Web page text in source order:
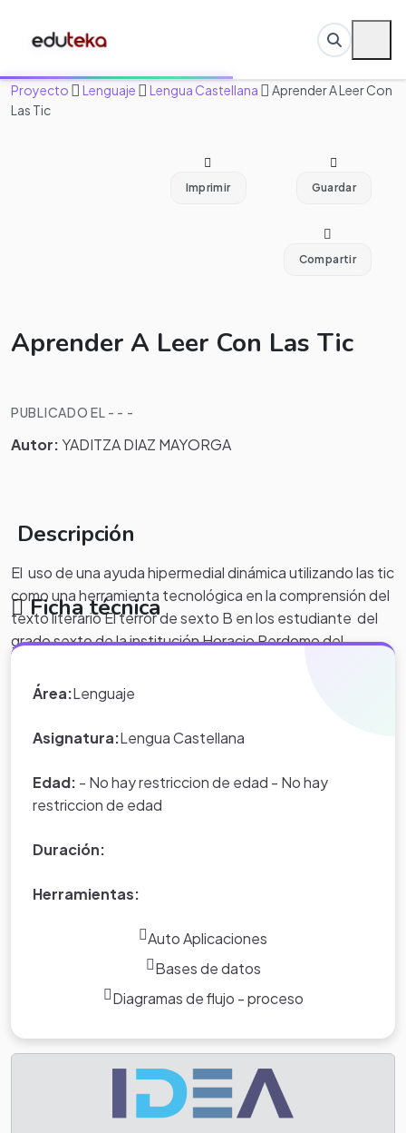
Proyecto Lenguaje Lengua Castellana
Aprender A Leer Con
Las Tic
Imprimir Guardar
Compartir
Aprender A Leer Con Las Tic
PUBLICADO EL - - -
Autor:YADITZA DIAZ MAYORGA
Descripción
El uso de una ayuda hipermedial dinámica utilizando las tic
como una herramienta tecnológica en la comprensión del
texto literario El terror de sexto B en los estudiante del
grado sexto de la institución Horacio Perdomo del
Ficha técnica
Área:Lenguaje
Asignatura:Lengua Castellana
Edad: - No hay restriccion de edad - No hay
restriccion de edad
Duración:
Herramientas:
Auto Aplicaciones
Bases de datos
Diagramas de flujo - proceso